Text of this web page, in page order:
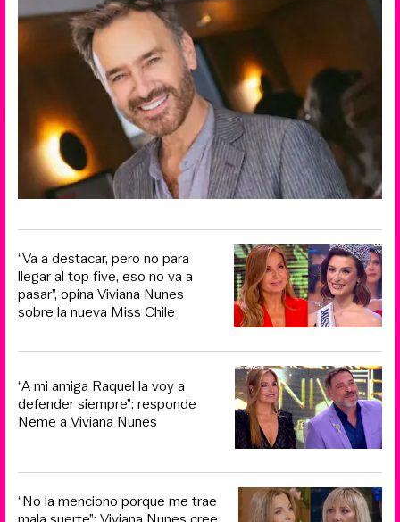
“Va a destacar, pero no para
llegar al top five, eso no va a
pasar”, opina Viviana Nunes
sobre la nueva Miss Chile
“A mi amiga Raquel la voy a
defender siempre”: responde
Neme a Viviana Nunes
“No la menciono porque me trae